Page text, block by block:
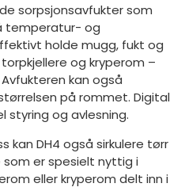
sorpsjonsavfukter som
temperatur- og
holde mugg, fukt og
og kryperom –
kan også
på rommet. Digital
styring og avlesning.
kan DH4 også sirkulere tørr
er spesielt nyttig i
eller kryperom delt inn i